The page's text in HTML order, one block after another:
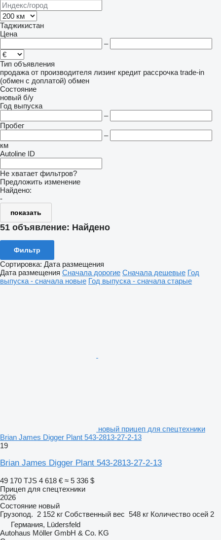
Таджикистан
Цена
–
Тип объявления
продажа от производителя лизинг кредит рассрочка trade-in
(обмен с доплатой) обмен
Состояние
новый б/у
Год выпуска
–
Пробег
–
км
Autoline ID
Не хватает фильтров?
Предложить изменение
Найдено:
-
показать
51 объявление: Найдено
Фильтр
Сортировка: Дата размещения
Дата размещения Сначала дорогие Сначала дешевые Год
выпуска - сначала новые Год выпуска - сначала старые
новый прицеп для спецтехники
Brian James Digger Plant 543-2813-27-2-13
19
Brian James Digger Plant 543-2813-27-2-13
49 170 TJS 4 618 € ≈ 5 336 $
Прицеп для спецтехники
2026
Состояние новый
Грузопод. 2 152 кг Собственный вес 548 кг Количество осей 2
Германия, Lüdersfeld
Autohaus Möller GmbH & Co. KG